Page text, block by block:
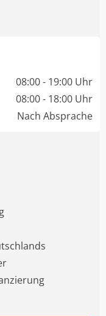
08:00 - 19:00 Uhr
08:00 - 18:00 Uhr
Nach Absprache